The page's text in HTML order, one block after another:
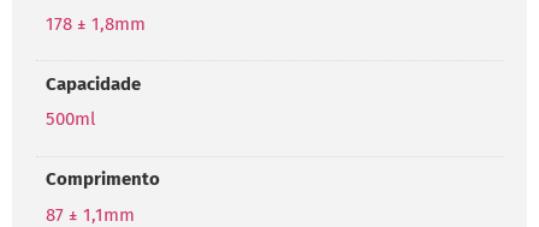
178 ± 1,8mm
Capacidade
500ml
Comprimento
87 ± 1,1mm